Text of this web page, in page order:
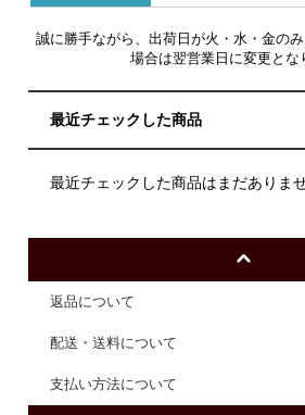
誠に勝手ながら、出荷日が火・水・金の
場合は翌営業日に変更とな
最近チェックした商品
最近チェックした商品はまだありませ
返品について
配送・送料について
支払い方法について